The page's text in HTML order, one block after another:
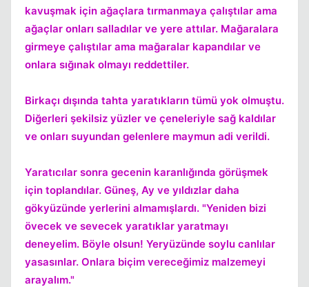
kavuşmak için ağaçlara tırmanmaya çalıştılar ama
ağaçlar onları salladılar ve yere attılar. Mağaralara
girmeye çalıştılar ama mağaralar kapandılar ve
onlara sığınak olmayı reddettiler.
Birkaçı dışında tahta yaratıkların tümü yok olmuştu.
Diğerleri şekilsiz yüzler ve çeneleriyle sağ kaldılar
ve onları suyundan gelenlere maymun adi verildi.
Yaratıcılar sonra gecenin karanlığında görüşmek
için toplandılar. Güneş, Ay ve yıldızlar daha
gökyüzünde yerlerini almamışlardı. "Yeniden bizi
övecek ve sevecek yaratıklar yaratmayı
deneyelim. Böyle olsun! Yeryüzünde soylu canlılar
yasasınlar. Onlara biçim vereceğimiz malzemeyi
arayalım."